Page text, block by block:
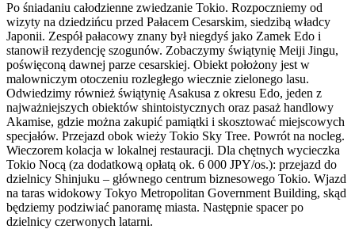
Po śniadaniu całodzienne zwiedzanie Tokio. Rozpoczniemy od
wizyty na dziedzińcu przed Pałacem Cesarskim, siedzibą władcy
Japonii. Zespół pałacowy znany był niegdyś jako Zamek Edo i
stanowił rezydencję szogunów. Zobaczymy świątynię Meiji Jingu,
poświęconą dawnej parze cesarskiej. Obiekt położony jest w
malowniczym otoczeniu rozległego wiecznie zielonego lasu.
Odwiedzimy również świątynię Asakusa z okresu Edo, jeden z
najważniejszych obiektów shintoistycznych oraz pasaż handlowy
Akamise, gdzie można zakupić pamiątki i skosztować miejscowych
specjałów. Przejazd obok wieży Tokio Sky Tree. Powrót na nocleg.
Wieczorem kolacja w lokalnej restauracji. Dla chętnych wycieczka
Tokio Nocą (za dodatkową opłatą ok. 6 000 JPY/os.): przejazd do
dzielnicy Shinjuku – głównego centrum biznesowego Tokio. Wjazd
na taras widokowy Tokyo Metropolitan Government Building, skąd
będziemy podziwiać panoramę miasta. Następnie spacer po
dzielnicy czerwonych latarni.